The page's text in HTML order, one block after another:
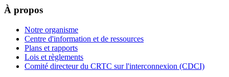
À propos
Notre organisme
Centre d'information et de ressources
Plans et rapports
Lois et règlements
Comité directeur du CRTC sur l'interconnexion (CDCI)